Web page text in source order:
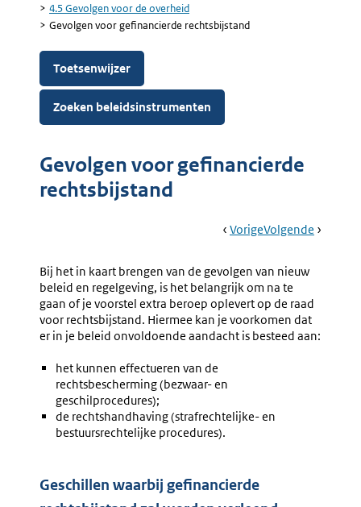
4.5 Gevolgen voor de overheid
Gevolgen voor gefinancierde rechtsbijstand
Toetsenwijzer
Zoeken beleidsinstrumenten
Gevolgen voor gefinancierde
rechtsbijstand
Book
Ga
VorigePagina:
Decentrale
Overheden
Ga
Volgende Pagina:
Bij het in kaart brengen van de gevolgen van nieuw
beleid en regelgeving, is het belangrijk om na te
gaan of je voorstel extra beroep oplevert op de raad
voor rechtsbijstand. Hiermee kan je voorkomen dat
er in je beleid onvoldoende aandacht is besteed aan:
het kunnen effectueren van de
rechtsbescherming (bezwaar- en
geschilprocedures);
de rechtshandhaving (strafrechtelijke- en
bestuursrechtelijke procedures).
Geschillen waarbij gefinancierde